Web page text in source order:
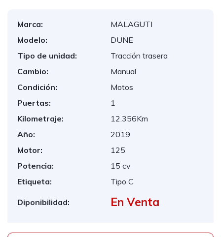
Marca:
MALAGUTI
Modelo:
DUNE
Tipo de unidad:
Tracción trasera
Cambio:
Manual
Condición:
Motos
Puertas:
1
Kilometraje:
12.356Km
Año:
2019
Motor:
125
Potencia:
15 cv
Etiqueta:
Tipo C
Diponibilidad: En Venta